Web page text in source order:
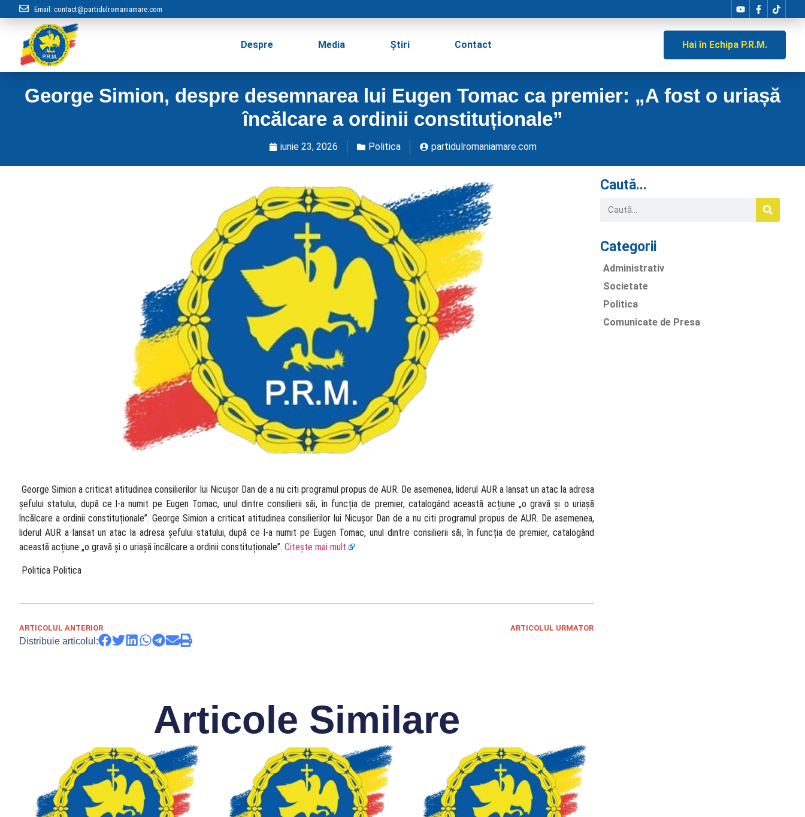
Email: contact@partidulromaniamare.com
Despre Media Știri Contact Hai în Echipa P.R.M.
George Simion, despre desemnarea lui Eugen Tomac ca premier: „A fost o uriașă
încălcare a ordinii constituționale”
iunie 23, 2026 Politica partidulromaniamare.com
​ George Simion a criticat atitudinea consilierilor lui Nicușor Dan de a nu citi programul propus de AUR. De asemenea, liderul AUR a lansat un atac la adresa
șefului statului, după ce l-a numit pe Eugen Tomac, unul dintre consilierii săi, în funcția de premier, catalogând această acțiune „o gravă și o uriașă
încălcare a ordinii constituționale”. George Simion a criticat atitudinea consilierilor lui Nicușor Dan de a nu citi programul propus de AUR. De asemenea,
liderul AUR a lansat un atac la adresa șefului statului, după ce l-a numit pe Eugen Tomac, unul dintre consilierii săi, în funcția de premier, catalogând
această acțiune „o gravă și o uriașă încălcare a ordinii constituționale”. Citește mai mult
​ Politica Politica
ARTICOLUL ANTERIOR ARTICOLUL URMATOR
Distribuie articolul:
Articole Similare
Caută...
Categorii
Administrativ
Societate
Politica
Comunicate de Presa